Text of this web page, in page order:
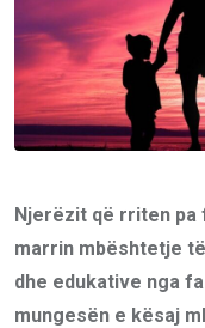
Njerëzit që rriten pa
marrin mbështetje
dhe edukative nga
mungesën e kësaj